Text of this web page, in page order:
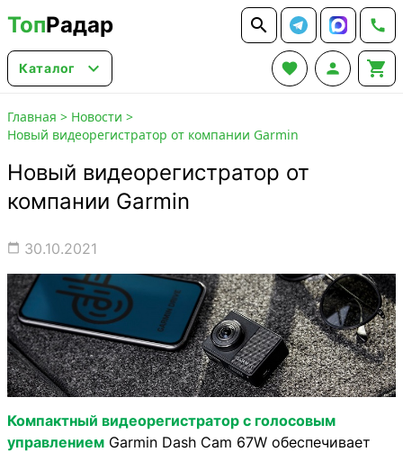
ТопРадар  
Каталог    
Главная > Новости >
Новый видеорегистратор от компании Garmin
Новый видеорегистратор от
компании Garmin
 30.10.2021
Компактный видеорегистратор с голосовым
управлением Garmin Dash Cam 67W обеспечивает